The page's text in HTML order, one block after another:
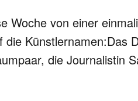
Woche von einer
Künstlernamen:Das
die Journalistin